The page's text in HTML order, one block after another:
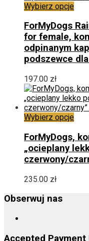
Wybierz opcjeTen
ma
ForMyDogs
for female,
odpinanym
podszewce
197.00 zł
Wybierz opcjeTen
ma
ForMyDogs,
„ocieplany
czerwony/
235.00 zł
Obserwuj nas
Accepted